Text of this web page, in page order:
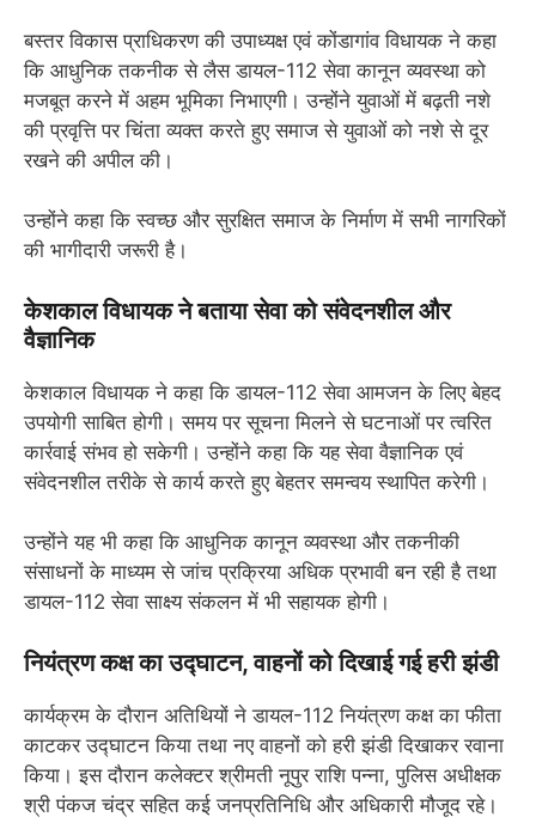
बस्तर विकास प्राधिकरण की उपाध्यक्ष एवं कोंडागांव विधायक ने कहा
कि आधुनिक तकनीक से लैस डायल-112 सेवा कानून व्यवस्था को
मजबूत करने में अहम भूमिका निभाएगी। उन्होंने युवाओं में बढ़ती नशे
की प्रवृत्ति पर चिंता व्यक्त करते हुए समाज से युवाओं को नशे से दूर
रखने की अपील की।
उन्होंने कहा कि स्वच्छ और सुरक्षित समाज के निर्माण में सभी नागरिकों
की भागीदारी जरूरी है।
केशकाल विधायक ने बताया सेवा को संवेदनशील और
वैज्ञानिक
केशकाल विधायक ने कहा कि डायल-112 सेवा आमजन के लिए बेहद
उपयोगी साबित होगी। समय पर सूचना मिलने से घटनाओं पर त्वरित
कार्रवाई संभव हो सकेगी। उन्होंने कहा कि यह सेवा वैज्ञानिक एवं
संवेदनशील तरीके से कार्य करते हुए बेहतर समन्वय स्थापित करेगी।
उन्होंने यह भी कहा कि आधुनिक कानून व्यवस्था और तकनीकी
संसाधनों के माध्यम से जांच प्रक्रिया अधिक प्रभावी बन रही है तथा
डायल-112 सेवा साक्ष्य संकलन में भी सहायक होगी।
नियंत्रण कक्ष का उद्घाटन, वाहनों को दिखाई गई हरी झंडी
कार्यक्रम के दौरान अतिथियों ने डायल-112 नियंत्रण कक्ष का फीता
काटकर उद्घाटन किया तथा नए वाहनों को हरी झंडी दिखाकर रवाना
किया। इस दौरान कलेक्टर श्रीमती नूपुर राशि पन्ना, पुलिस अधीक्षक
श्री पंकज चंद्र सहित कई जनप्रतिनिधि और अधिकारी मौजूद रहे।